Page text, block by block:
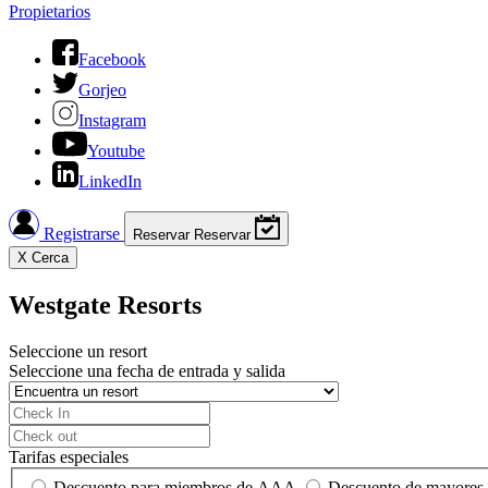
Propietarios
Facebook
Gorjeo
Instagram
Youtube
LinkedIn
Registrarse Reservar Reservar
X Cerca
Westgate Resorts
Seleccione un resort
Seleccione una fecha de entrada y salida
Tarifas especiales